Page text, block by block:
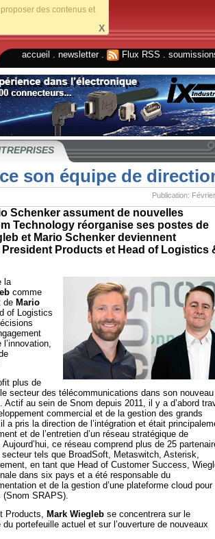
des contenus et
X
accueil newsletter. Flux RSS
son équipe de
Publication:
Schenker assument de nouvelles
Technology réorganise ses postes de
et Mario Schenker deviennent
Products et Head of Logistics
la
comme
de Mario
of Logistics
l’innovation,
plus de
secteur des télécommunications dans son
au sein de Snom depuis 2011, il y a d’abord
commercial et de la gestion des grands
a pris la direction de l’intégration et était
et de l’entretien d’un réseau stratégique de
ce réseau comprend plus de 25
tels que BroadSoft, Metaswitch, Asterisk,
en tant que Head of Customer Success,
dans six pays et a été responsable du
et de la gestion d’une plateforme cloud pour
(Snom SRAPS).
Products, Mark Wiegleb se concentrera sur le
portefeuille actuel et sur l’ouverture de nouveaux